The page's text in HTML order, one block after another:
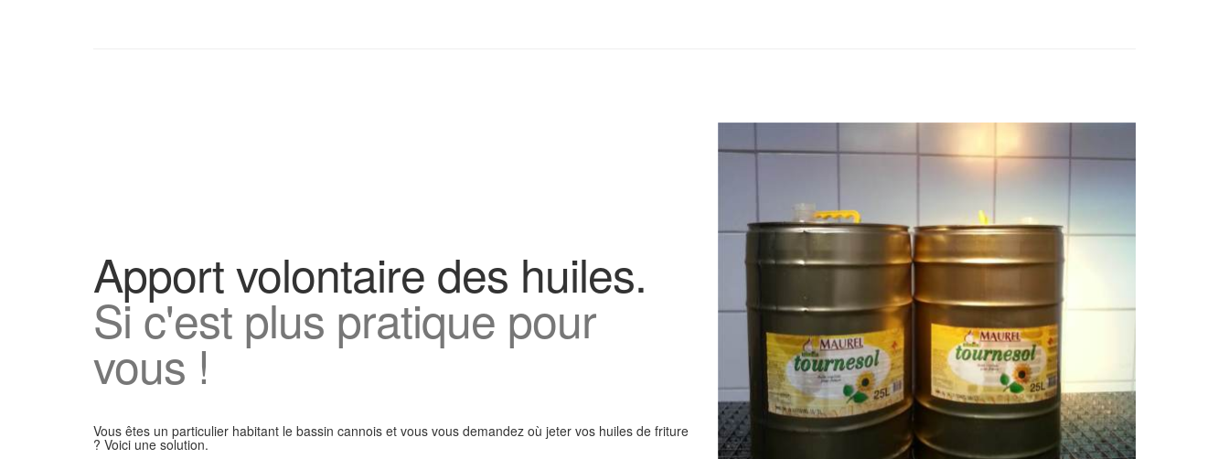
Apport volontaire des huiles.
Si c'est plus pratique pour
vous !
Vous êtes un particulier habitant le bassin cannois et vous vous demandez où jeter vos huiles de friture
? Voici une solution.